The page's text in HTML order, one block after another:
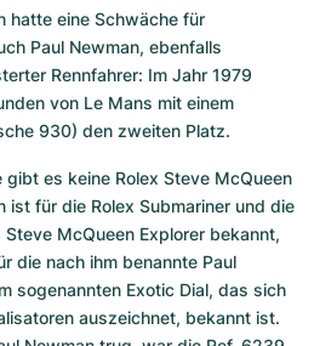
hatte eine Schwäche für
Paul Newman, ebenfalls
Rennfahrer: Im Jahr 1979
von Le Mans mit einem
930) den zweiten Platz.
gibt es keine Rolex Steve McQueen
ist für die Rolex Submariner und die
Steve McQueen Explorer bekannt,
die nach ihm benannte Paul
sogenannten Exotic Dial, das sich
auszeichnet, bekannt ist.